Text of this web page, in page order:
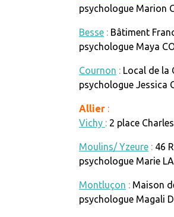
psychologue Marion
Besse : Bâtiment
psychologue Maya
Cournon : Local de la
psychologue Jessica
Allier :
Vichy : 2 place
Moulins/ Yzeure : 46
psychologue Marie
Montluçon : Maison
psychologue Magali